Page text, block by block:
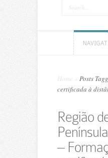
Home Posts
certificada à
Região
–